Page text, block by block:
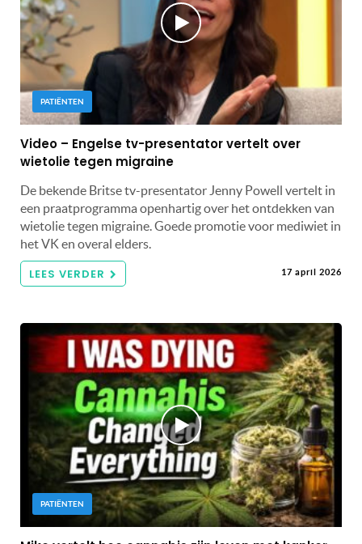
PATIËNTEN
Video – Engelse tv-presentator vertelt over
wietolie tegen migraine
De bekende Britse tv-presentator Jenny Powell vertelt in
een praatprogramma openhartig over het ontdekken van
wietolie tegen migraine. Goede promotie voor mediwiet in
het VK en overal elders.
LEES VERDER 17 april 2026
PATIËNTEN